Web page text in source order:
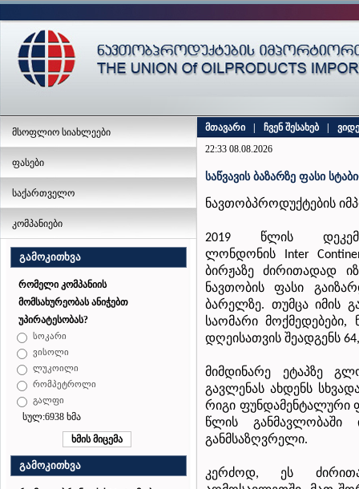
მსოფლიო სიახლეები
ფასები
საქართველო
კომპანიები
გამოკითხვა
რომელი კომპანიის
მომსახურეობას ანიჭებთ
უპირატესობას?
სოკარი
ვისოლი
ლუკოილი
რომპეტროლი
გალფი
სულ:6938 ხმა
გამოკითხვა
მთავარი ჩვენ შესახებ
22:33 08.08.2026
საწვავის ბაზარზე ფასი
ნავთობპროდუქტების
2019 წლის
ლონდონის
Inter
ბირჟაზე ძირითადად
ნავთობის ფასი
ბარელზე. თუმცა იმის
საომარი მოქმედებები,
დღეისათვის შეადგენს
მიმდინარე ეტაპზე
გავლენას ახდენს
რიგი ფუნდამენტალური
წლის
განმავლობაში
განმსაზღვრელი.
კერძოდ, ეს